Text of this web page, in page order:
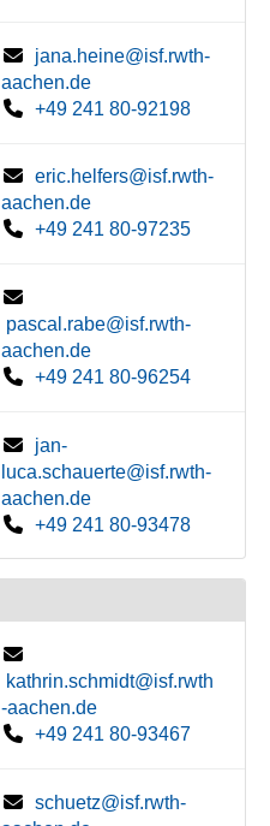
jana.heine@isf.rwth-
aachen.de
+49 241 80-92198
eric.helfers@isf.rwth-
aachen.de
+49 241 80-97235
pascal.rabe@isf.rwth-
aachen.de
+49 241 80-96254
jan-
luca.schauerte@isf.rwth-
aachen.de
+49 241 80-93478
kathrin.schmidt@isf.rwth
-aachen.de
+49 241 80-93467
schuetz@isf.rwth-